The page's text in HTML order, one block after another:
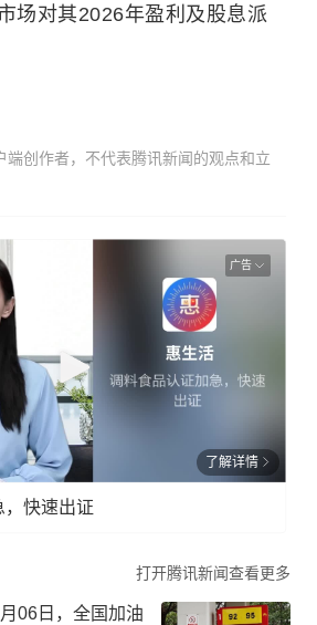
场对其2026年盈利及股息派
端创作者，不代表腾讯新闻的观点和立
广告
了解详情
快速出证
打开腾讯新闻查看更多
06日，全国加油